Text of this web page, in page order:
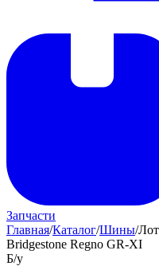
Запчасти
Главная/Каталог/Шины/
Bridgestone Regno GR-XI
Б/у